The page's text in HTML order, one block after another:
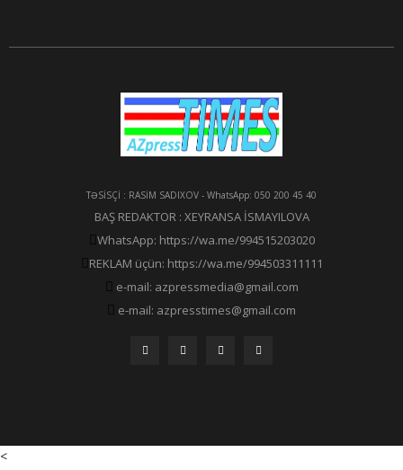
TƏSİSÇİ : RASİM SADIXOV - WhatsApp: 050 200 45 40
BAŞ REDAKTOR : XEYRANSA İSMAYILOVA
WhatsApp: https://wa.me/994515203020
REKLAM üçün: https://wa.me/994503311111
e-mail: azpressmedia@gmail.com
e-mail: azpresstimes@gmail.com
<